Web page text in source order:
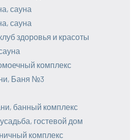
сауна
сауна
здоровья и красоты
комплекс
Баня №3
банный комплекс
гостевой дом
комплекс